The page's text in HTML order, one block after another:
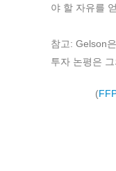
야 할 자유를
참고: Gelson
투자 논평은
(